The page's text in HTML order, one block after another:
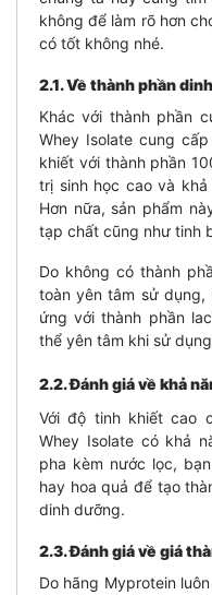
không để làm rõ hơn
có tốt không nhé.
2.1. Về thành phần
Khác với thành phần
Whey Isolate cung
khiết với thành phần
trị sinh học cao và
Hơn nữa, sản phẩm
tạp chất cũng như tinh
Do không có thành
toàn yên tâm sử
ứng với thành phần
thể yên tâm khi sử
2.2. Đánh giá về khả
Với độ tinh khiết cao
Whey Isolate có khả
pha kèm nước lọc,
hay hoa quả để tạo
dinh dưỡng.
2.3. Đánh giá về giá
Do hãng Myprotein